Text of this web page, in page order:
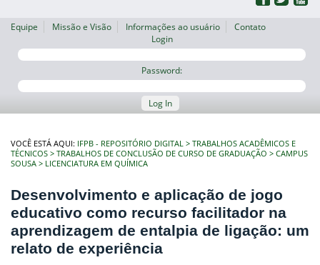
Equipe Missão e Visão Informações ao usuário
Contato
Login
Password:
Log In
VOCÊ ESTÁ AQUI: IFPB - REPOSITÓRIO DIGITAL
TRABALHOS ACADÊMICOS E
TÉCNICOS
TRABALHOS DE CONCLUSÃO DE CURSO DE GRADUAÇÃO
CAMPUS
SOUSA
LICENCIATURA EM QUÍMICA
Desenvolvimento e aplicação de jogo
educativo como recurso facilitador na
aprendizagem de entalpia de ligação: um
relato de experiência